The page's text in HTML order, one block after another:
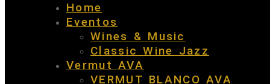
Home
Eventos
Wines & Music
Classic Wine Jazz
Vermut AVA
VERMUT BLANCO AVA